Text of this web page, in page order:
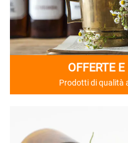
OFFERTE
Prodotti di qualità